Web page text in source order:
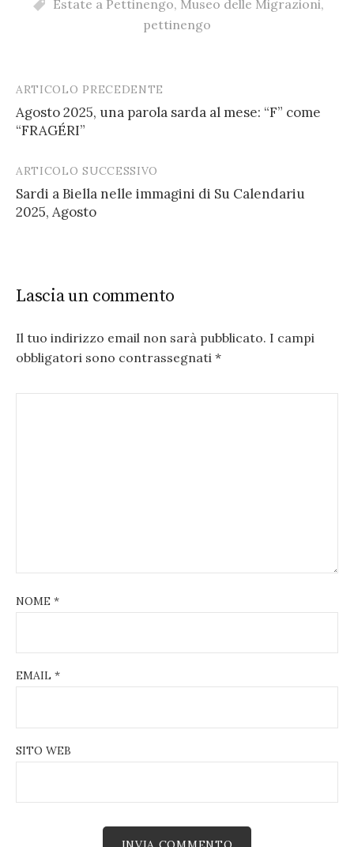
Estate a Pettinengo, Museo delle Migrazioni,
pettinengo
Post
navigation
ARTICOLO PRECEDENTE
Agosto 2025, una parola sarda al mese: “F” come
“FRAGÉRI”
ARTICOLO SUCCESSIVO
Sardi a Biella nelle immagini di Su Calendariu
2025, Agosto
Lascia un commento
Il tuo indirizzo email non sarà pubblicato. I campi
obbligatori sono contrassegnati *
NOME *
EMAIL *
SITO WEB